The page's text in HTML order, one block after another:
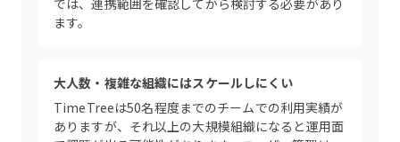
では、連携範囲を確認してから検討する必要があり
ます。
大人数・複雑な組織にはスケールしにくい
TimeTreeは50名程度までのチームでの利用実績が
ありますが、それ以上の大規模組織になると運用面